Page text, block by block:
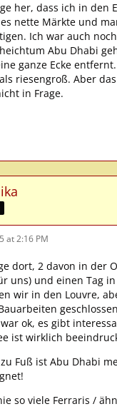
her, dass ich in den
nette Märkte und
Ich war auch
Abu Dhabi
ganze Ecke
riesengroß. Aber
in Frage.
at 2:16 PM
dort, 2 davon in der
uns) und einen Tag
wir in den Louvre,
ok, es gibt
ist wirklich
Fuß ist Abu Dhabi
so viele Ferraris /